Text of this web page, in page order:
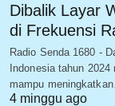
Dibalik Layar
di Frekuensi
Radio Senda 1680 -
Indonesia tahun
mampu
4 minggu ago